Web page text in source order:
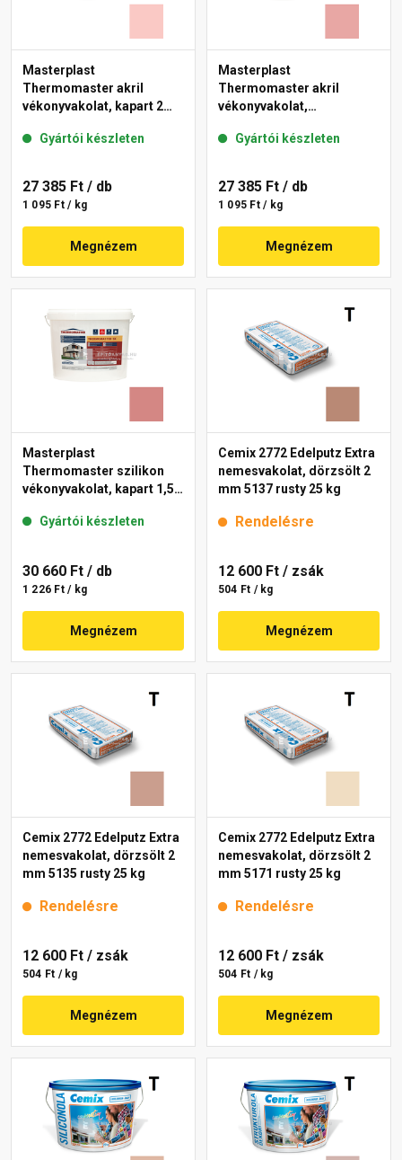
Masterplast
Thermomaster akril
vékonyvakolat, kapart 2
Gyártói készleten
27 385 Ft / db
1 095 Ft / kg
Megnézem
Masterplast
Thermomaster akril
vékonyvakolat,
21-E 25 kg
Gyártói készleten
27 385 Ft / db
1 095 Ft / kg
Megnézem
Masterplast
Thermomaster szilikon
vékonyvakolat, kapart 1,5
Gyártói készleten
30 660 Ft / db
1 226 Ft / kg
Megnézem
Cemix 2772 Edelputz Extra
nemesvakolat, dörzsölt 2
mm 5137 rusty 25 kg
Rendelésre
12 600 Ft / zsák
504 Ft / kg
Megnézem
Cemix 2772 Edelputz Extra
nemesvakolat, dörzsölt 2
mm 5135 rusty 25 kg
Rendelésre
12 600 Ft / zsák
504 Ft / kg
Megnézem
Cemix 2772 Edelputz Extra
nemesvakolat, dörzsölt 2
mm 5171 rusty 25 kg
Rendelésre
12 600 Ft / zsák
504 Ft / kg
Megnézem